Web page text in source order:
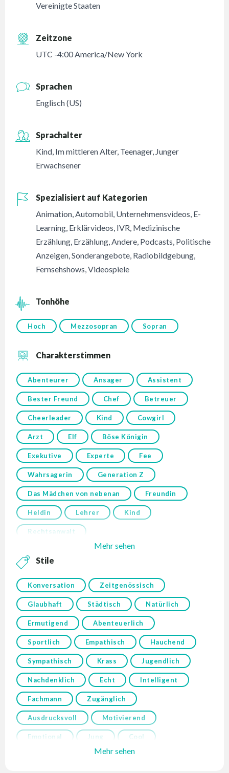
Vereinigte Staaten
Zeitzone
UTC -4:00 America/New York
Sprachen
Englisch (US)
Sprachalter
Kind, Im mittleren Alter, Teenager, Junger
Erwachsener
Spezialisiert auf Kategorien
Animation,Automobil, Unternehmensvideos, E-
Learning, Erklärvideos, IVR, Medizinische
Erzählung, Erzählung,Andere, Podcasts, Politische
Anzeigen,Sonderangebote, Radiobildgebung,
Fernsehshows,Videospiele
Tonhöhe
Hoch Mezzosopran Sopran
Charakterstimmen
Abenteurer Ansager Assistent
Bester Freund Chef Betreuer
Cheerleader Kind Cowgirl
Arzt Elf Böse Königin
Exekutive Experte Fee
Wahrsagerin Generation Z
Das Mädchen von nebenan Freundin
Heldin Lehrer Kind
Rechtsanwalt
Mehr sehen
Stile
Konversation Zeitgenössisch
Glaubhaft Städtisch Natürlich
Ermutigend Abenteuerlich
Sportlich Empathisch Hauchend
Sympathisch Krass Jugendlich
Nachdenklich Echt Intelligent
Fachmann Zugänglich
Ausdrucksvoll Motivierend
Emotional Jung Cool
Mehr sehen